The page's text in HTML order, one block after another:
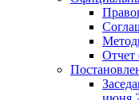
Отчет